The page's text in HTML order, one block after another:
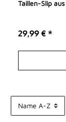
Taillen-Slip aus
29,99 € *